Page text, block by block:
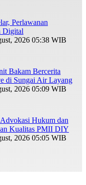
Perlawanan
Digital
2026 05:38 WIB
Bakam Bercerita
di Sungai Air Layang
2026 05:09 WIB
Hukum dan
Kualitas PMII DIY
2026 05:05 WIB